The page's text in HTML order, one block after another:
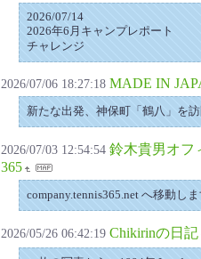
2026/07/14
2026年6月キャンプレポート
チャレンジ
2026/07/06 18:27:18 MADE IN
新たな出発、神保町「鶴八」を
2026/07/03 12:54:54 鈴木貴男オフ
365
company.tennis365.net へ移動しま
2026/05/26 06:42:19 Chikirinの日記